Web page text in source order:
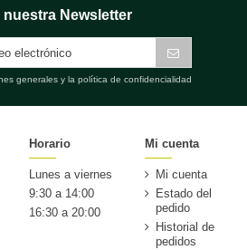
nuestra Newsletter
generales y la política de confidencialidad
Horario
Lunes a viernes
9:30 a 14:00
16:30 a 20:00
Mi cuenta
Mi cuenta
Estado del
pedido
Historial de
pedidos